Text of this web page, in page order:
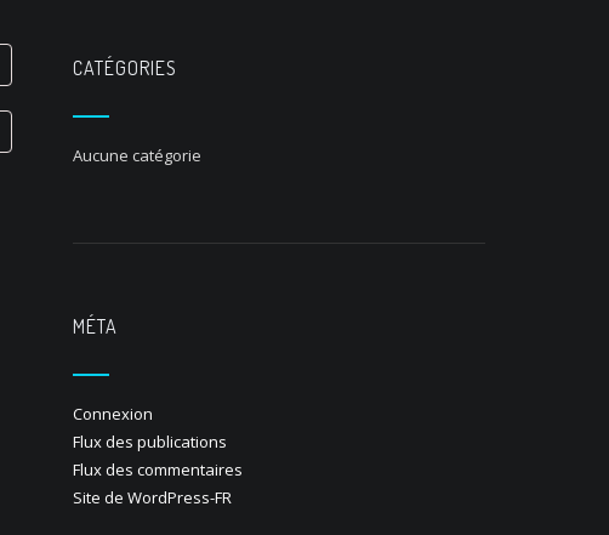
CATÉGORIES
Aucune catégorie
MÉTA
Connexion
Flux des publications
Flux des commentaires
Site de WordPress-FR